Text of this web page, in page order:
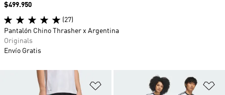
Añadir a la lista de deseos
Precio
$499.950
(27)
Pantalón Chino Thrasher x Argentina
Originals
Envío Gratis